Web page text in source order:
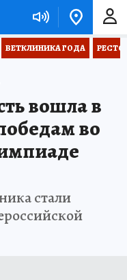
ВЕТКЛИНИКА ГОДА
вошла в
во
стали